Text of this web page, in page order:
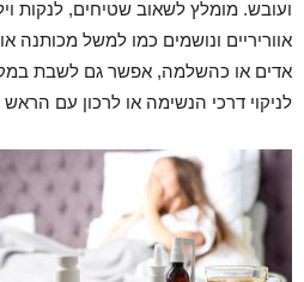
ועובש. מומלץ לשאוב שטיחים, לנקות
אווריריים ונושמים כמו למשל
אדים או כהשלמה, אפשר גם לשבת
לניקוי דרכי הנשימה או לרכון עם